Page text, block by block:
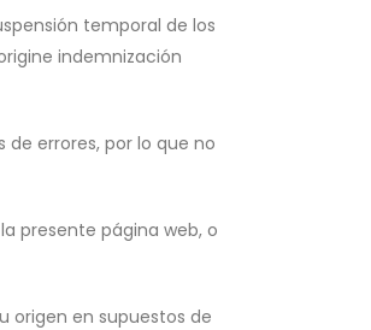
temporal de los
indemnización
errores, por lo que no
presente página web, o
origen en supuestos de